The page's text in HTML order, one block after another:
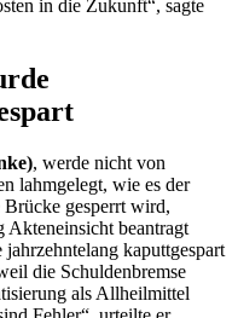
in die Zukunft“, sagte
, werde nicht von
lahmgelegt, wie es der
Brücke gesperrt wird,
Akteneinsicht beantragt
kaputtgespart
die Schuldenbremse
als Allheilmittel